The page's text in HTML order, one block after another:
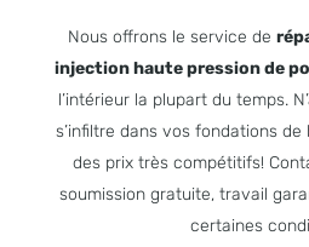
Nous offrons le service de
injection haute pression de
l’intérieur la plupart du temps.
s’infiltre dans vos fondations
des prix très compétitifs!
soumission gratuite, travail
certaines